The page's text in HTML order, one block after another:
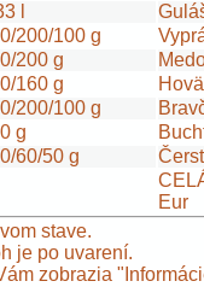
l
200/100 g
200 g
160 g
200/100 g
g
60/50 g
Eur
stave.
je po uvarení.
zobrazia